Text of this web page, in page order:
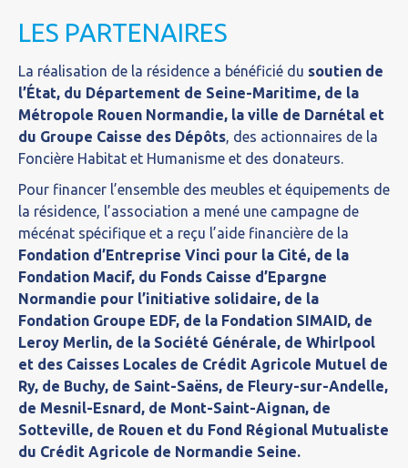
LES PARTENAIRES
La réalisation de la résidence a bénéficié du soutien de
l’État, du Département de Seine-Maritime, de la
Métropole Rouen Normandie, la ville de Darnétal et
du Groupe Caisse des Dépôts, des actionnaires de la
Foncière Habitat et Humanisme et des donateurs.
Pour financer l’ensemble des meubles et équipements de
la résidence, l’association a mené une campagne de
mécénat spécifique et a reçu l’aide financière de la
Fondation d’Entreprise Vinci pour la Cité, de la
Fondation Macif, du Fonds Caisse d’Epargne
Normandie pour l’initiative solidaire, de la
Fondation Groupe EDF, de la Fondation SIMAID, de
Leroy Merlin, de la Société Générale, de Whirlpool
et des Caisses Locales de Crédit Agricole Mutuel de
Ry, de Buchy, de Saint-Saëns, de Fleury-sur-Andelle,
de Mesnil-Esnard, de Mont-Saint-Aignan, de
Sotteville, de Rouen et du Fond Régional Mutualiste
du Crédit Agricole de Normandie Seine.